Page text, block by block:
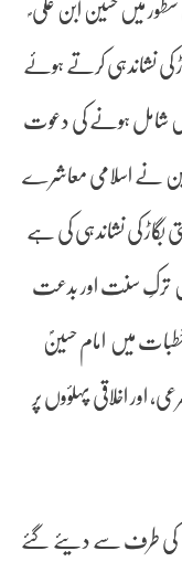
سطور میں حسین ابن علی
کی نشاندہی کرتے ہوئے
میں شامل ہونے کی دعوت
نے اسلامی معاشرے
بگاڑ کی نشاندہی کی ہے
میں ترکِ سنت اور بدعت
میں امام حسینؐ
اور اخلاقی پہلؤوں پر
کی طرف سے دیئے گئے